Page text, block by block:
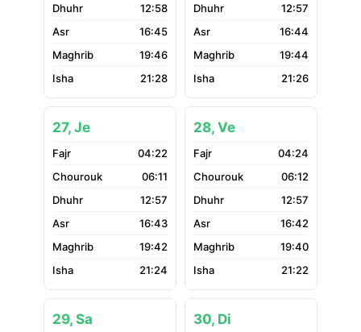
12:58
16:45
19:46
21:28
12:57
16:44
19:44
21:26
27, Je
04:22
06:11
12:57
16:43
19:42
21:24
28, Ve
04:24
06:12
12:57
16:42
19:40
21:22
29, Sa 30, Di